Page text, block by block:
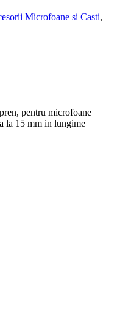
Microfoane si Casti,
pentru microfoane
la 15 mm in lungime